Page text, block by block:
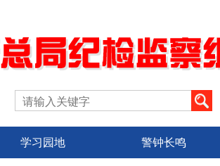
学习园地 警钟长鸣